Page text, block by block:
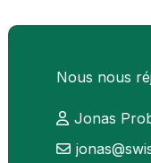
Nous nous
Jonas